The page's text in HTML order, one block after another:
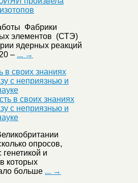
Фабрики
элементов (СТЭ)
ядерных реакций
– ... →
в своих знаниях
с неприязнью и
опросов,
и
которых
больше ... →